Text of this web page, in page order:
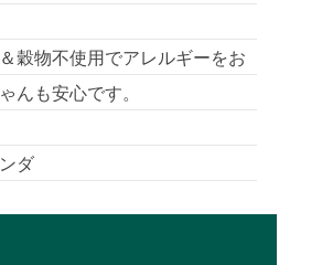
穀物不使用でアレルギーをお
んも安心です。
ダ